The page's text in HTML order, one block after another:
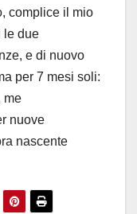
complice il mio
le due
e di nuovo
per 7 mesi soli:
me
nuove
nascente